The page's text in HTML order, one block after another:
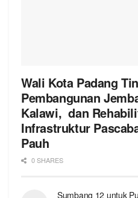
Wali Kota Padang
Pembangunan
Kalawi, dan
Infrastruktur
Pauh
0 SHARES
Sumbang 12 untuk